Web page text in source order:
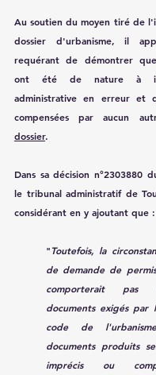
Au soutien du moyen tiré de
dossier d'urbanisme, il
requérant de démontrer que
ont été de nature à
administrative en erreur et
compensées par aucun
dossier.
Dans sa décision n°2303880
le tribunal administratif de
considérant en y ajoutant que :
"Toutefois, la
de demande de
comporterait pas
documents exigés par
code de
documents produits
imprécis ou